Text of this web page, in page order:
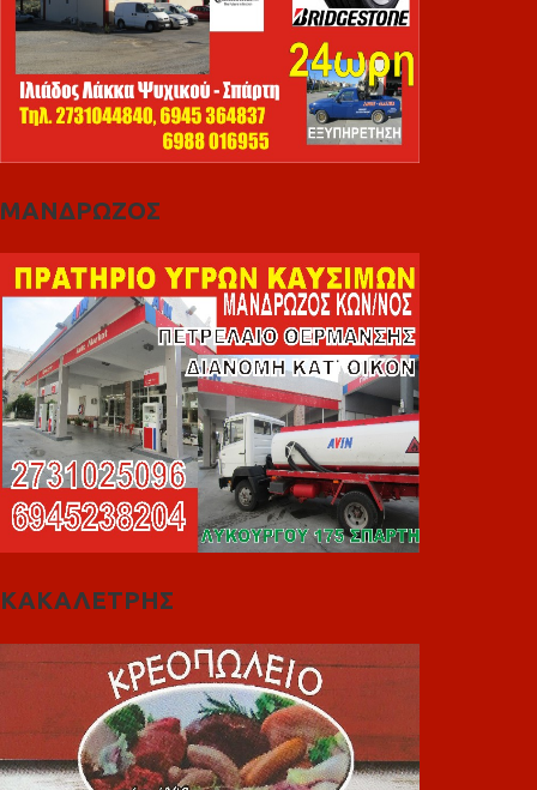
ΜΑΝΔΡΩΖΟΣ
ΚΑΚΑΛΕΤΡΗΣ